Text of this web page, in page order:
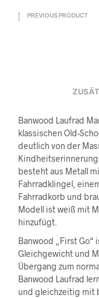
PREVIOUS PRODUCT
Banwood Laufrad
klassischen Old-
deutlich von der
besteht aus Metall
Fahrradklingel,
Fahrradkorb und
Modell ist weiß mit
hinzufügt.
Banwood „First Go“
Gleichgewicht und
Übergang zum
Banwood Laufrad
und gleichzeitig mit